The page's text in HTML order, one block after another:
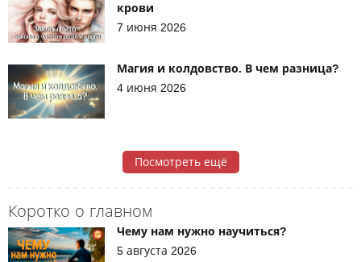
Коротко о главном
Чему нам нужно научиться?
5 августа 2026
крови
7 июня 2026
Магия и колдовство. В чем разница?
4 июня 2026
Посмотреть ещё